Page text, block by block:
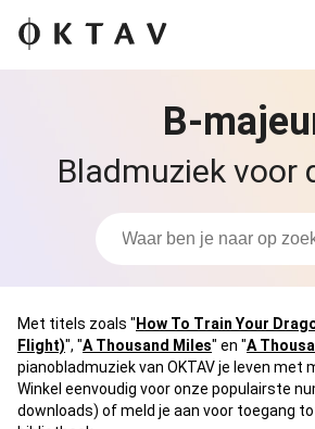
B-
Bladmuziek voor
Met titels zoals " How To Train Your
Flight)", "A Thousand Miles" en "A
pianobladmuziek van OKTAV je leven met
Winkel eenvoudig voor onze populairste
downloads) of meld je aan voor toegang